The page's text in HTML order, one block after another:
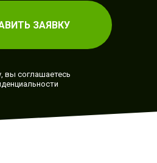
ЗАЯВКУ
вы соглашаетесь